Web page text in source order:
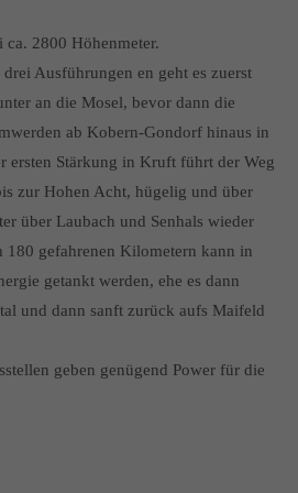
amet, consectetuer adipiscing elit.
et magnis dis parturient montes,
Donec quam felis, ultricies nec.
2800 Höhenmeter.
Ausführungen en geht es zuerst
an die Mosel, bevor dann die
ab Kobern-Gondorf hinaus in
ersten Stärkung in Kruft führt der Weg
zur Hohen Acht, hügelig und über
über Laubach und Senhals wieder
180 gefahrenen Kilometern kann in
getankt werden, ehe es dann
und dann sanft zurück aufs Maifeld
geben genügend Power für die